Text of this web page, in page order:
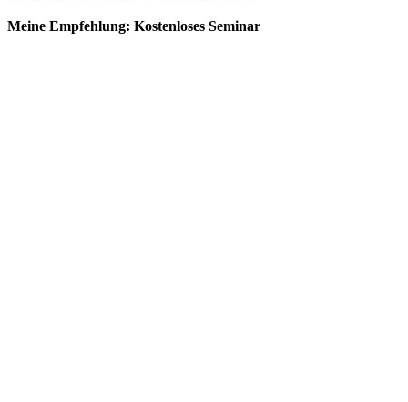
Meine Empfehlung: Kostenloses Seminar